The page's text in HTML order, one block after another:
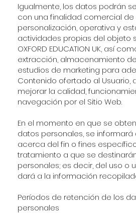
Igualmente, los datos podrán
con una finalidad comercial de
personalización, operativa y
actividades propias del objeto
OXFORD EDUCATION UK, así
extracción, almacenamiento
estudios de marketing para
Contenido ofertado al Usuario,
mejorar la calidad,
navegación por el Sitio Web.
En el momento en que se
datos personales, se informará
acerca del fin o fines
tratamiento a que se
personales; es decir, del uso o
dará a la información
Períodos de retención de los
personales